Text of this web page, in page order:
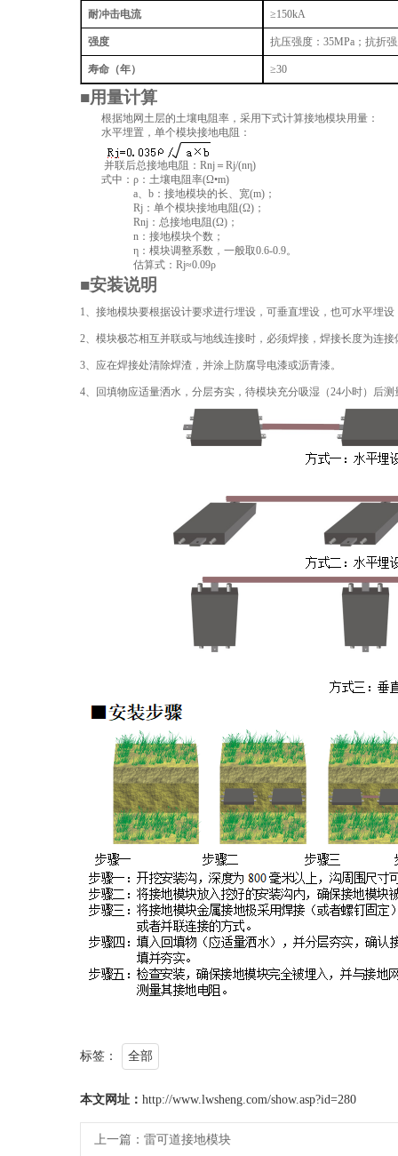
耐冲击电流 ≥150kA
强度 抗压强度： 35MPa；抗折
寿命（年） ≥30
■用量计算
根据地网土层的土壤电阻率，采用下式计算接地模块用量：
水平埋置，单个模块接地电阻：
并联后总接地电阻： Rnj ＝ Rj/(nη)
式中： ρ：土壤电阻率(Ω•m)
a、 b ：接地模块的长、宽(m) ；
Rj ：单个模块接地电阻 (Ω) ；
Rnj ：总接地电阻 (Ω) ；
n ：接地模块个数；
η：模块调整系数，一般取0.6-0.9。
估算式： Rj≈0.09ρ
■安装说明
1、接地模块要根据设计要求进行埋设，可垂直埋设，也可水平埋
2、模块极芯相互并联或与地线连接时，必须焊接，焊接长度为连接
3、应在焊接处清除焊渣，并涂上防腐导电漆或沥青漆。
4、回填物应适量洒水，分层夯实，待模块充分吸湿（24小时）后测
标签： 全部
本文网址： http://www.lwsheng.com/show.asp?id=280
上一篇： 雷可道接地模块